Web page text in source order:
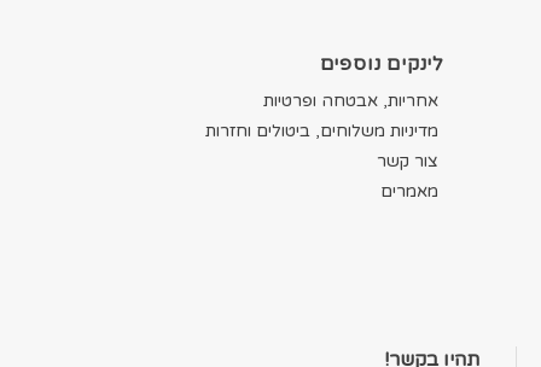
לינקים נוספים
אחריות, אבטחה ופרטיות
מדיניות משלוחים, ביטולים וחזרות
צור קשר
מאמרים
תהיו בקשר!